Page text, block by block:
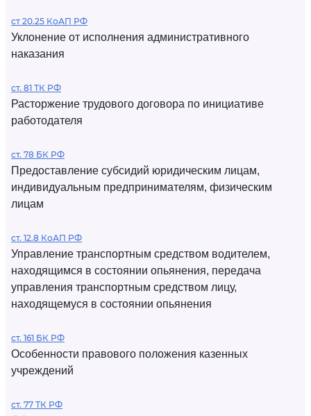
ст 20.25 КоАП РФ
Уклонение от исполнения административного
наказания
ст. 81 ТК РФ
Расторжение трудового договора по инициативе
работодателя
ст. 78 БК РФ
Предоставление субсидий юридическим лицам,
индивидуальным предпринимателям, физическим
лицам
ст. 12.8 КоАП РФ
Управление транспортным средством водителем,
находящимся в состоянии опьянения, передача
управления транспортным средством лицу,
находящемуся в состоянии опьянения
ст. 161 БК РФ
Особенности правового положения казенных
учреждений
ст. 77 ТК РФ